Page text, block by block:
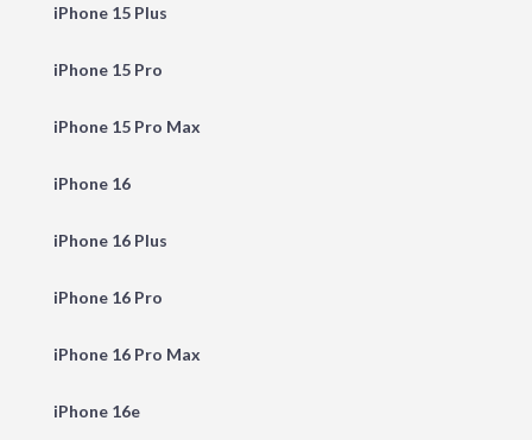
iPhone 15 Plus
iPhone 15 Pro
iPhone 15 Pro Max
iPhone 16
iPhone 16 Plus
iPhone 16 Pro
iPhone 16 Pro Max
iPhone 16e